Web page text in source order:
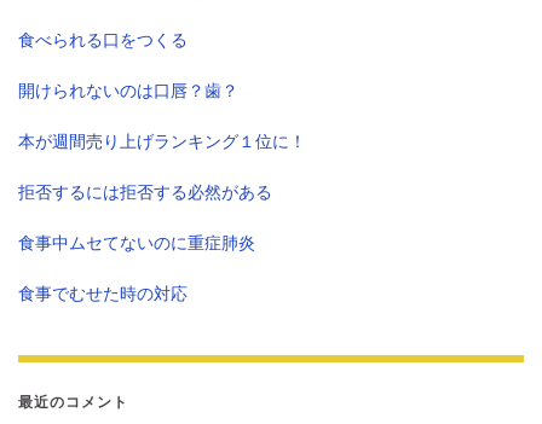
食べられる口をつくる
開けられないのは口唇？歯？
本が週間売り上げランキング１位に！
拒否するには拒否する必然がある
食事中ムセてないのに重症肺炎
食事でむせた時の対応
最近のコメント